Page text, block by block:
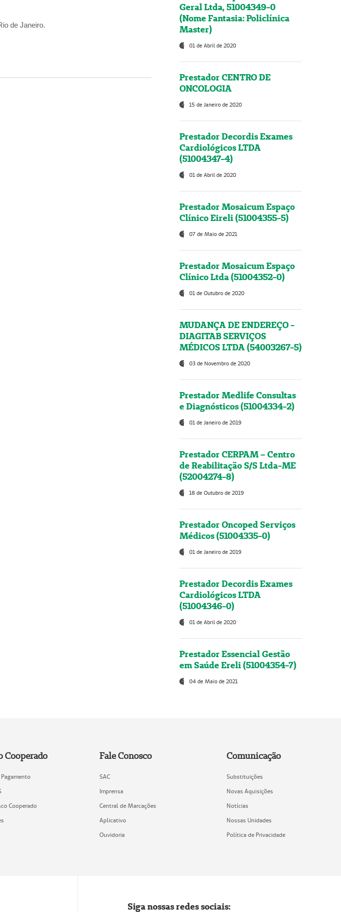
de Janeiro.
Geral Ltda, 51004349-0
(Nome Fantasia: Policlínica
Master)
01 de Abril de 2020
Prestador CENTRO DE
ONCOLOGIA
15 de Janeiro de 2020
Prestador Decordis Exames
Cardiológicos LTDA
(51004347-4)
01 de Abril de 2020
Prestador Mosaicum Espaço
Clínico Eireli (51004355-5)
07 de Maio de 2021
Prestador Mosaicum Espaço
Clínico Ltda (51004352-0)
01 de Outubro de 2020
MUDANÇA DE ENDEREÇO -
DIAGITAB SERVIÇOS
MÉDICOS LTDA (54003267-5)
03 de Novembro de 2020
Prestador Medlife Consultas
e Diagnósticos (51004334-2)
01 de Janeiro de 2019
Prestador CERPAM – Centro
de Reabilitação S/S Ltda-ME
(52004274-8)
18 de Outubro de 2019
Prestador Oncoped Serviços
Médicos (51004335-0)
01 de Janeiro de 2019
Prestador Decordis Exames
Cardiológicos LTDA
(51004346-0)
01 de Abril de 2020
Prestador Essencial Gestão
em Saúde Ereli (51004354-7)
04 de Maio de 2021
Cooperado
Cooperado
Fale Conosco
SAC
Imprensa
Central de Marcações
Aplicativo
Ouvidoria
Comunicação
Substituições
Novas Aquisições
Notícias
Nossas Unidades
Política de Privacidade
Siga nossas redes sociais: